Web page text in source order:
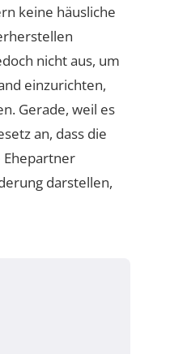
keine häusliche
nicht aus, um
einzurichten,
Gerade, weil es
an, dass die
Ehepartner
darstellen,